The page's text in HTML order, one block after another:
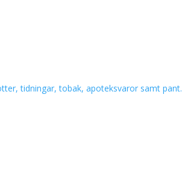
tidningar, tobak, apoteksvaror samt pant.